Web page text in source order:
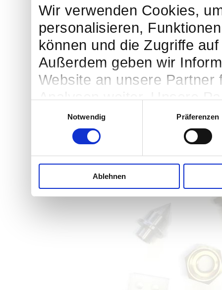
Wir verwenden Cookies,
personalisieren,
können und die Zugriffe
Außerdem geben wir
Website an unsere Partner
Analysen weiter. Unsere
möglicherweise mit
bereitgestellt haben oder
Dienste gesammelt haben.
Notwendig
Präferenzen
Ablehnen